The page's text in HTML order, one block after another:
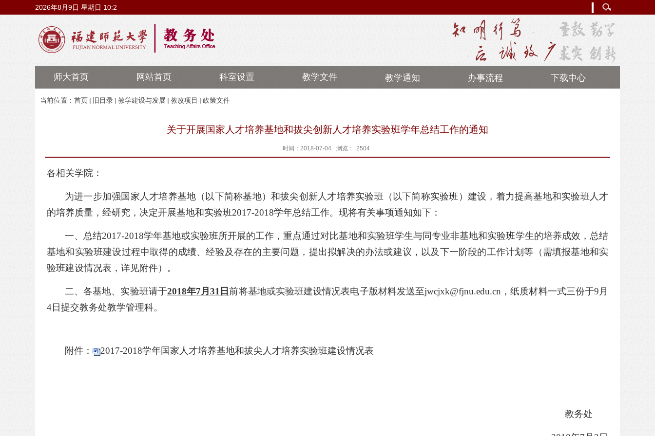
2026年8月9日 星期日 10:2
师大首页 网站首页 科室设置 教学文件 教学通知 办事流程 下载中心
当前位置： 首页 旧目录 教学建设与发展 教改项目 政策文件
关于开展国家人才培养基地和拔尖创新人才培养实验班学年总结工作的通知
时间：2018-07-04 浏览： 2504
各相关学院：
为进一步加强国家人才培养基地 （以下简称基地）和拔尖创新人才培养实验班 （以下简称实验班） 建设，着力提高基地和实验班人才
的培养质量，经研究，决定开展基地和实验班2017-2018学年总结工作。 现将有关事项通知如下：
一、 总结2017-2018学年基地或实验班所开展的工作 ，重点通过对比基地和实验班学生与同专业非基地和实验班学生的培养成效，总结
基地和实验班建设过程中取得的成绩、经验及存在的主要问题，提出拟解决的办法或建议，以及下一阶段的工作计划等（需填报基地和实
验班建设情况表，详见附件）。
二、各基地、实验班请于2018年7月31 日前将基地或实验班建设情况表电子版材料发送至jwcjxk@fjnu.edu.cn ，纸质材料一式三份于9月
4日提交教务处教学管理科。
附件： 2017-2018学年国家人才培养基地和拔尖人才培养实验班建设情况表
教务处